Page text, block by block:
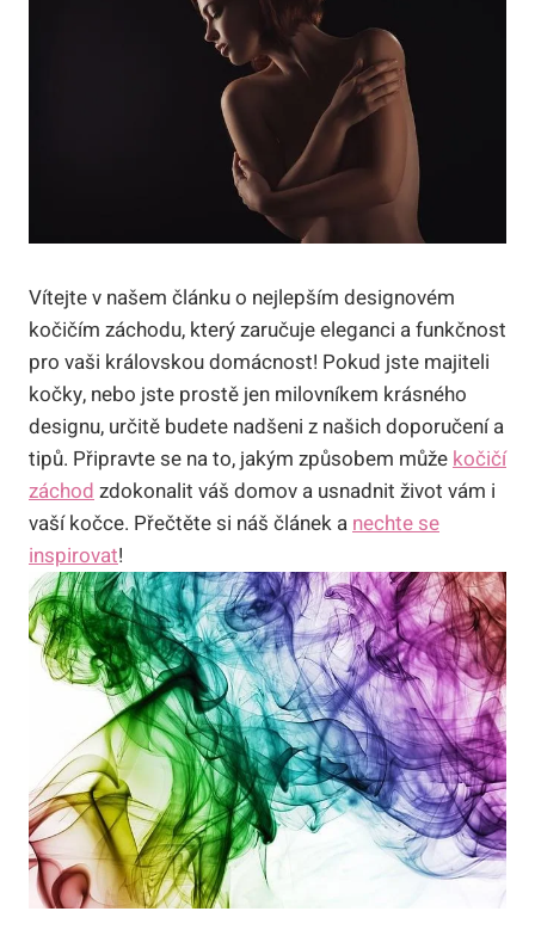
Vítejte v našem článku o nejlepším designovém
kočičím záchodu, který zaručuje eleganci a funkčnost
pro vaši královskou domácnost! Pokud jste majiteli
kočky, nebo jste prostě jen milovníkem krásného
designu, určitě budete nadšeni z našich doporučení a
tipů. Připravte se na to, jakým způsobem může kočičí
záchod zdokonalit váš domov a usnadnit život vám i
vaší kočce. Přečtěte si náš článek a nechte se
inspirovat!